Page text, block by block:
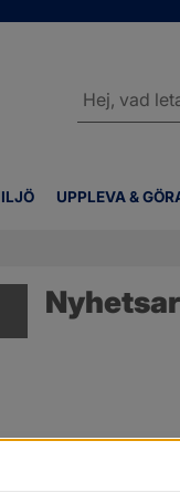
UPPLEVA &
webbplatsen